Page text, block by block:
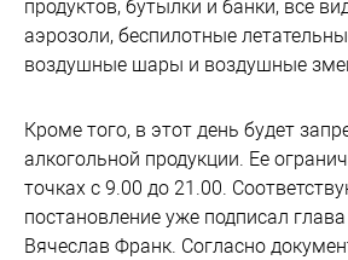
продуктов, бутылки и банки, все
аэрозоли, беспилотные
воздушные шары и воздушные
Кроме того, в этот день будет
алкогольной продукции. Ее
точках с 9.00 до 21.00.
постановление уже подписал
Вячеслав Франк. Согласно